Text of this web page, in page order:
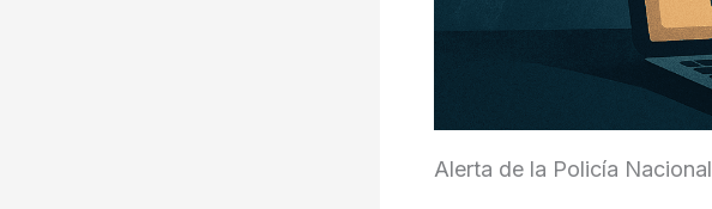
Alerta de la Policía Nacional